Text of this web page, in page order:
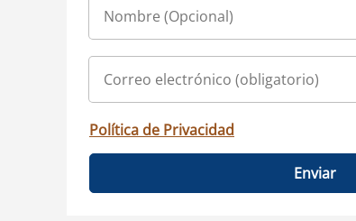
Política de Privacidad
Enviar